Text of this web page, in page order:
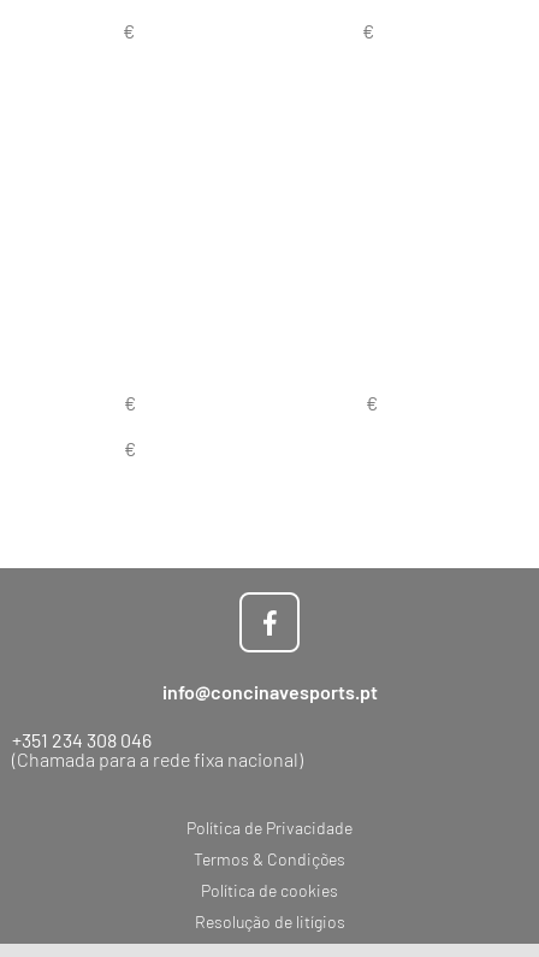
Política de Privacidade
Termos & Condições
Política de cookies
Resolução de litígios
info@concinavesports.pt
+351 234 308 046
(Chamada para a rede fixa nacional)